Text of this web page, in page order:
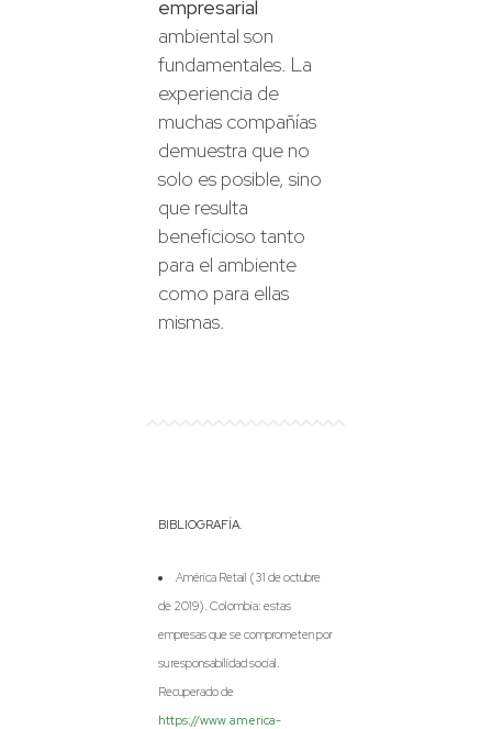
empresarial
ambiental son
fundamentales. La
experiencia de
muchas compañías
demuestra que no
solo es posible, sino
que resulta
beneficioso tanto
para el ambiente
como para ellas
mismas.
BIBLIOGRAFÍA.
América Retail (31 de octubre
de 2019). Colombia: estas
empresas que se comprometen por
su responsabilidad social.
Recuperado de
https://www.america-